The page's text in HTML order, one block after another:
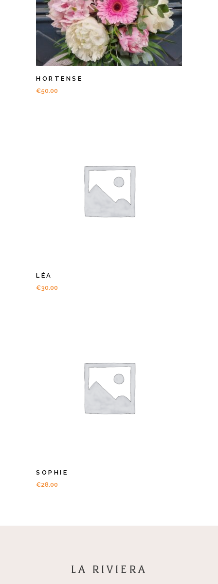
HORTENSE
€50.00
LÉA
€30.00
SOPHIE
€28.00
LA RIVIERA